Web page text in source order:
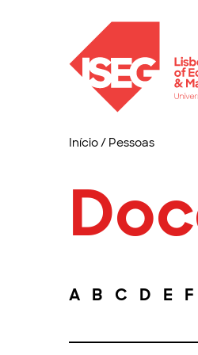
Início/ Pessoas
A B C D E F